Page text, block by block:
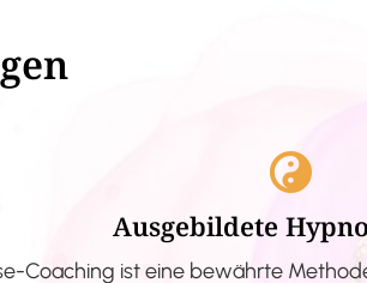
Ausgebildete
Coaching ist eine bewährte